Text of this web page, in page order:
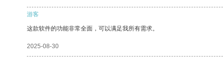
游客
这款软件的功能非常全面，可以满足我所有需求。
2025-08-30